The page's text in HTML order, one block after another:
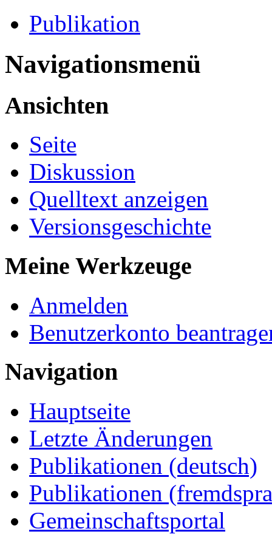
Publikation
Navigationsmenü
Ansichten
Seite
Diskussion
Quelltext anzeigen
Versionsgeschichte
Meine Werkzeuge
Anmelden
Benutzerkonto
Navigation
Hauptseite
Letzte Änderungen
Publikationen (deutsch)
Publikationen
Gemeinschaftsportal